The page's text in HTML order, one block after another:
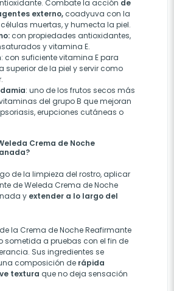
Combate la acción de
externo, coadyuva con la
muertas, y humecta la piel.
con propiedades antioxidantes,
y vitamina E.
: con suficiente vitamina E para
superior de la piel y servir como
: uno de los frutos secos más
del grupo B que mejoran
erupciones cutáneas o
Crema de Noche
de la limpieza del rostro, aplicar
de Weleda Crema de Noche
y extender a lo largo del
la Crema de Noche Reafirmante
sometida a pruebas con el fin de
Sus ingredientes se
composición de rápida
textura que no deja sensación